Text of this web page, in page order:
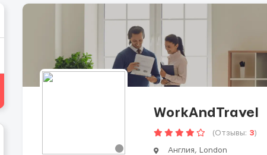
WorkAndTravel
(Отзывы: 3)
Англия, London